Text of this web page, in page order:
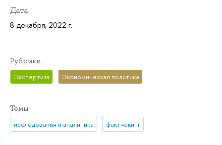
Дата
8 декабря, 2022 г.
Рубрики
Экспертиза Экономическая политика
Темы
исследования и аналитика фактчекинг